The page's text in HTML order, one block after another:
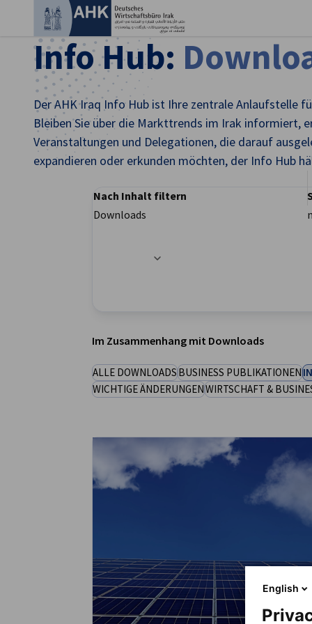
Iraq
Info Hub:
Der AHK Iraq Info Hub ist Ihre zentrale Anlaufstelle
Bleiben Sie über die Markttrends im Irak informiert,
Veranstaltungen und Delegationen, die darauf
expandieren oder erkunden möchten, der Info Hub
Filteroptionen wurden erfolgreich aktualisiert
Nach Inhalt filtern
Downloads
Im Zusammenhang mit Downloads
ALLE DOWNLOADSBUSINESS PUBLIKATIONEN
WICHTIGE ÄNDERUNGENWIRTSCHAFT &
English